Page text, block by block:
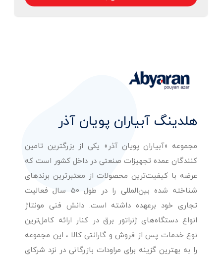
هلدینگ آبیاران پویان آذر
مجموعه «آبیاران پویان آذر» یکی از بزرگترین تامین
کنندگان عمده تجهیزات صنعتی در داخل کشور است که
عرضه با کیفیت‌ترین محصولات از معتبرترین برندهای
شناخته شده بین‌المللی را در طول 50 سال فعالیت
تجاری خود برعهده داشته است. دانش فنی مونتاژ
انواع دستگاه‌های ژنراتور برق در کنار ارائه کامل‌ترین
نوع خدمات پس از فروش و گارانتی کالا ، این مجموعه
را به بهترین گزینه برای مراودات بازرگانی در نزد شرکای